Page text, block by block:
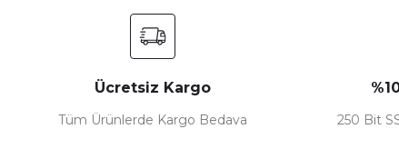
Ücretsiz Kargo
Tüm Ürünlerde Kargo Bedava
250 Bit